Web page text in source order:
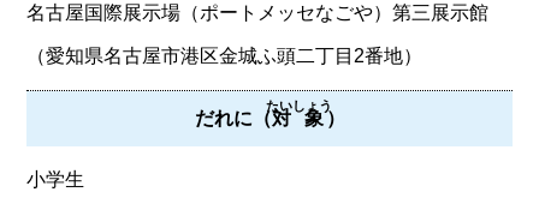
名古屋国際展示場（ポートメッセなごや）第三展示館
（愛知県名古屋市港区金城ふ頭二丁目2番地）
だれに（対象
たいしょう
）
小学生